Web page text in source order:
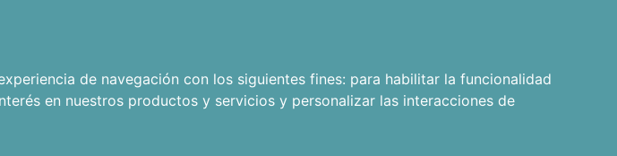
de navegación con los siguientes fines: para habilitar la funcionalidad
en nuestros productos y servicios y personalizar las interacciones de